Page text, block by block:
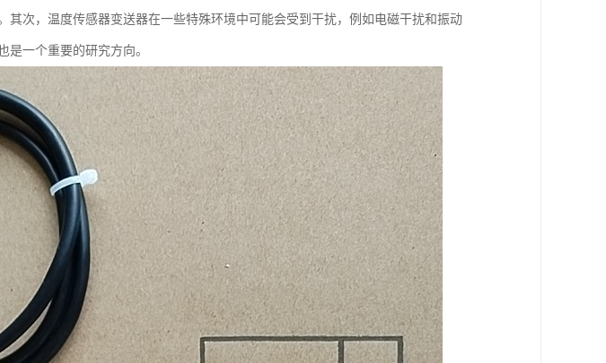
其次，温度传感器变送器在一些特殊环境中可能会受到干扰，例如电磁干扰和振动
是一个重要的研究方向。